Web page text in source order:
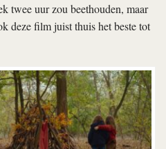
twee uur zou beethouden, maar
deze film juist thuis het beste tot